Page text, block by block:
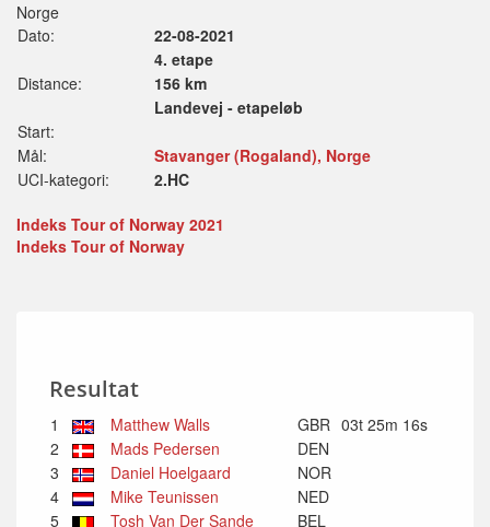
Norge
Dato:
22-08-2021
4. etape
Distance:
156 km
Landevej - etapeløb
Start:
Mål:
Stavanger (Rogaland), Norge
UCI-kategori:
2.HC
Indeks Tour of Norway 2021
Indeks Tour of Norway
Resultat
1 Matthew Walls GBR 03t 25m 16s
2
Mads Pedersen
DEN
3
Daniel Hoelgaard
NOR
4
Mike Teunissen
NED
5
Tosh Van Der Sande
BEL